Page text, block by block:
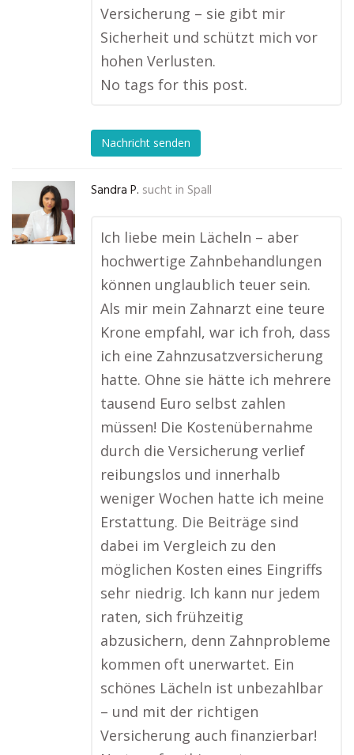
Versicherung – sie gibt mir
Sicherheit und schützt mich vor
hohen Verlusten.
No tags for this post.
Nachricht senden
Sandra P. sucht in Spall
Ich liebe mein Lächeln – aber
hochwertige Zahnbehandlungen
können unglaublich teuer sein.
Als mir mein Zahnarzt eine teure
Krone empfahl, war ich froh, dass
ich eine Zahnzusatzversicherung
hatte. Ohne sie hätte ich mehrere
tausend Euro selbst zahlen
müssen! Die Kostenübernahme
durch die Versicherung verlief
reibungslos und innerhalb
weniger Wochen hatte ich meine
Erstattung. Die Beiträge sind
dabei im Vergleich zu den
möglichen Kosten eines Eingriffs
sehr niedrig. Ich kann nur jedem
raten, sich frühzeitig
abzusichern, denn Zahnprobleme
kommen oft unerwartet. Ein
schönes Lächeln ist unbezahlbar
– und mit der richtigen
Versicherung auch finanzierbar!